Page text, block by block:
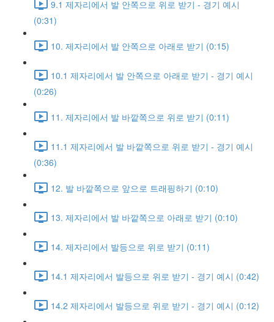
9.1 제자리에서 발 안쪽으로 위로 받기 - 경기 예시
(0:31)
10. 제자리에서 발 안쪽으로 아래로 받기 (0:15)
10.1 제자리에서 발 안쪽으로 아래로 받기 - 경기 예시
(0:26)
11. 제자리에서 발 바깥쪽으로 위로 받기 (0:11)
11.1 제자리에서 발 바깥쪽으로 위로 받기 - 경기 예시
(0:36)
12. 발 바깥쪽으로 앞으로 트래핑하기 (0:10)
13. 제자리에서 발 바깥쪽으로 아래로 받기 (0:10)
14. 제자리에서 발등으로 위로 받기 (0:11)
14.1 제자리에서 발등으로 위로 받기 - 경기 예시 (0:42)
14.2 제자리에서 발등으로 위로 받기 - 경기 예시 (0:12)